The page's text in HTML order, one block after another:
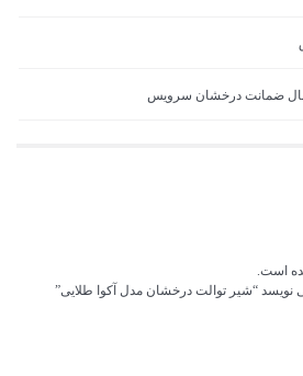
است.
نویسد “شیر توالت درخشان مدل آکوا طلایی”